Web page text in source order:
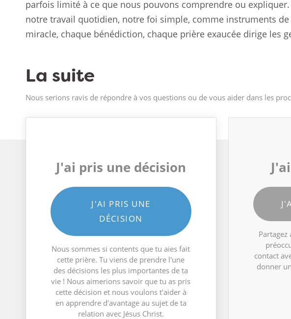
parfois limité à ce que nous pouvons comprendre ou
notre travail quotidien, notre foi simple, comme instruments de
miracle, chaque bénédiction, chaque prière exaucée dirige les
La suite
Nous serions ravis de répondre à vos questions ou de vous aider dans les
J'ai pris une décision
J'AI PRIS UNE
DÉCISION
Nous sommes si contents que tu aies fait
cette prière. Tu viens de prendre l'une
des décisions les plus importantes de ta
vie ! Nous aimerions savoir que tu as pris
cette décision et nous voulons t'aider à
en apprendre d'avantage au sujet de ta
relation avec Jésus Christ.
Partagez
contact
donner